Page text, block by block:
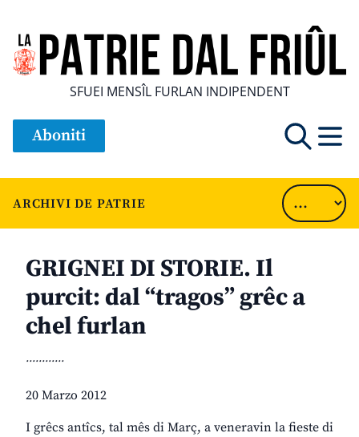
SFUEI MENSÎL FURLAN INDIPENDENT
Aboniti
ARCHIVI DE PATRIE
GRIGNEI DI STORIE. Il
purcit: dal “tragos” grêc a
chel furlan
............
20 Marzo 2012
I grêcs antîcs, tal mês di Març, a veneravin la fieste di